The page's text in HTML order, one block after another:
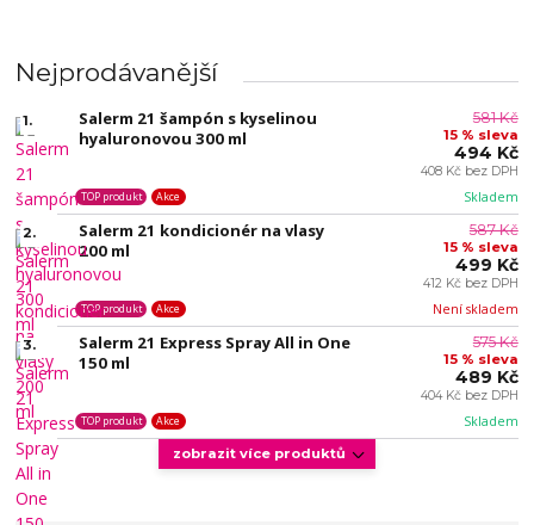
Nejprodávanější
1.
Salerm 21 šampón s kyselinou
hyaluronovou 300 ml
Skladem
TOP produkt Akce
581 Kč
15 % sleva
494 Kč
408 Kč bez DPH
2.
Salerm 21 kondicionér na vlasy
200 ml
Není skladem
TOP produkt Akce
587 Kč
15 % sleva
499 Kč
412 Kč bez DPH
3.
Salerm 21 Express Spray All in One
150 ml
Skladem
TOP produkt Akce
575 Kč
15 % sleva
489 Kč
404 Kč bez DPH
zobrazit více produktů